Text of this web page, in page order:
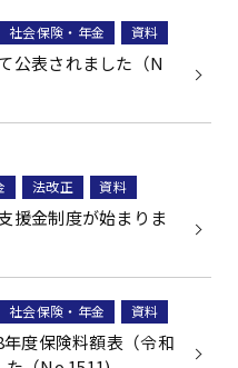
社会保険・年金 資料
公表されました（N
法改正 資料
援金制度が始まりま
社会保険・年金 資料
度保険料額表（令和